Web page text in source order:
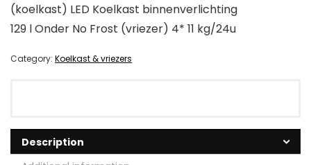
(koelkast) LED Koelkast binnenverlichting
129 l Onder No Frost (vriezer) 4* 11 kg/24u
Category: Koelkast & vriezers
Description